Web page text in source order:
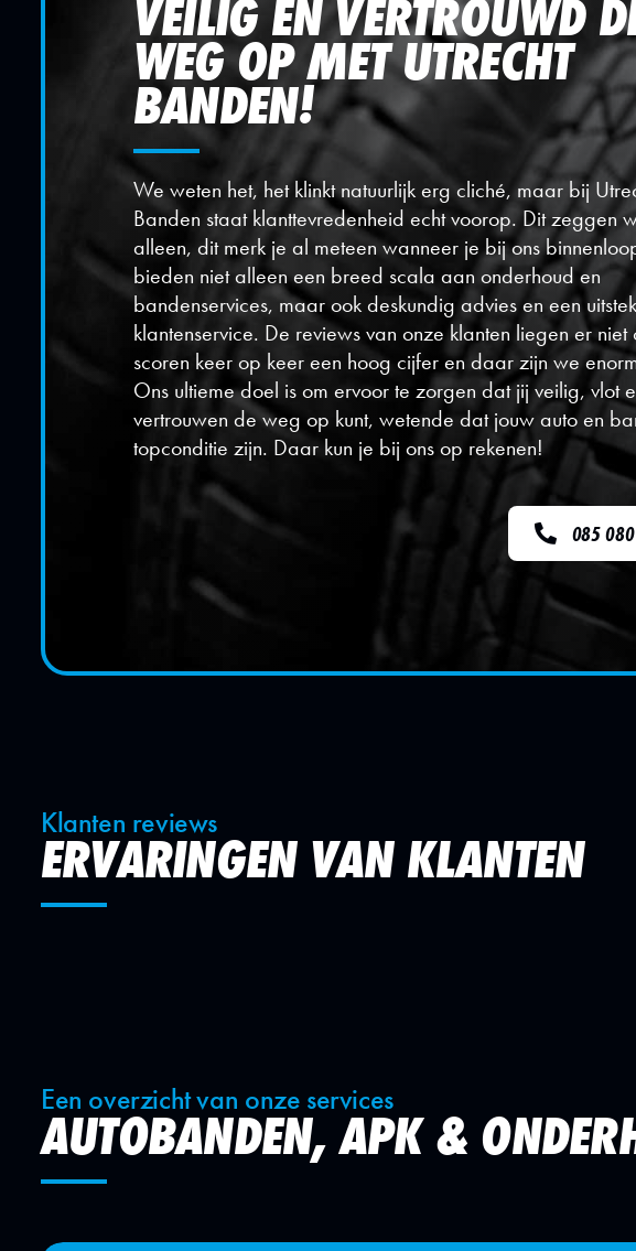
VEILIG EN VERTROUWD
WEG OP MET UTRECHT
BANDEN!
We weten het, het klinkt natuurlijk erg cliché, maar bij
Banden staat klanttevredenheid echt voorop. Dit zeggen
alleen, dit merk je al meteen wanneer je bij ons
bieden niet alleen een breed scala aan onderhoud en
bandenservices, maar ook deskundig advies en een
klantenservice. De reviews van onze klanten liegen er niet
scoren keer op keer een hoog cijfer en daar zijn we
Ons ultieme doel is om ervoor te zorgen dat jij veilig, vlot
vertrouwen de weg op kunt, wetende dat jouw auto en
topconditie zijn. Daar kun je bij ons op rekenen!
085
Klanten reviews
ERVARINGEN VAN KLANTEN
Een overzicht van onze services
AUTOBANDEN, APK &